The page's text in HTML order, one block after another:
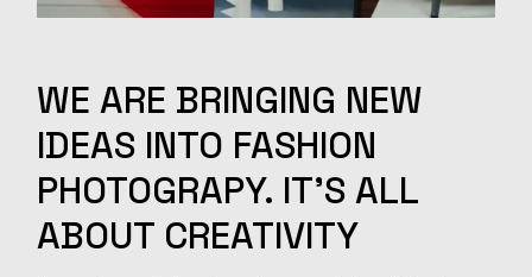
WE ARE BRINGING NEW
IDEAS INTO FASHION
PHOTOGRAPY. IT'S ALL
ABOUT CREATIVITY